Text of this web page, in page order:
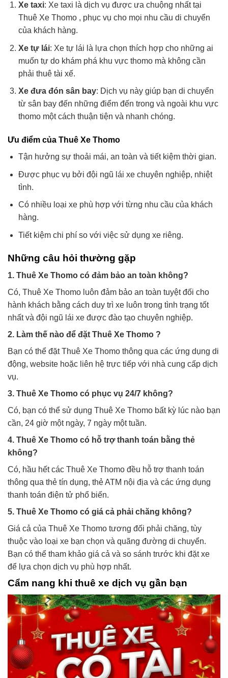
Xe taxi: Xe taxi là dịch vụ được ưa chuộng nhất tại
Thuê Xe Thomo , phục vụ cho mọi nhu cầu di chuyển
của khách hàng.
Xe tự lái: Xe tự lái là lựa chọn thích hợp cho những ai
muốn tự do khám phá khu vực thomo mà không cần
phải thuê tài xế.
Xe đưa đón sân bay: Dịch vụ này giúp bạn di chuyển
từ sân bay đến những điểm đến trong và ngoài khu vực
thomo một cách thuận tiện và nhanh chóng.
Ưu điểm của Thuê Xe Thomo
Tận hưởng sự thoải mái, an toàn và tiết kiệm thời gian.
Được phục vụ bởi đội ngũ lái xe chuyên nghiệp, nhiệt
tình.
Có nhiều loại xe phù hợp với từng nhu cầu của khách
hàng.
Tiết kiệm chi phí so với việc sử dụng xe riêng.
Những câu hỏi thường gặp
1. Thuê Xe Thomo có đảm bảo an toàn không?
Có, Thuê Xe Thomo luôn đảm bảo an toàn tuyệt đối cho
hành khách bằng cách duy trì xe luôn trong tình trạng tốt
nhất và đội ngũ lái xe được đào tạo chuyên nghiệp.
2. Làm thế nào để đặt Thuê Xe Thomo ?
Bạn có thể đặt Thuê Xe Thomo thông qua các ứng dụng di
động, website hoặc liên hệ trực tiếp với nhà cung cấp dịch
vụ.
3. Thuê Xe Thomo có phục vụ 24/7 không?
Có, bạn có thể sử dụng Thuê Xe Thomo bất kỳ lúc nào bạn
cần, 24 giờ một ngày, 7 ngày một tuần.
4. Thuê Xe Thomo có hỗ trợ thanh toán bằng thẻ
không?
Có, hầu hết các Thuê Xe Thomo đều hỗ trợ thanh toán
thông qua thẻ tín dụng, thẻ ATM nội địa và các ứng dụng
thanh toán điện tử phổ biến.
5. Thuê Xe Thomo có giá cả phải chăng không?
Giá cả của Thuê Xe Thomo tương đối phải chăng, tùy
thuộc vào loại xe bạn chọn và quãng đường di chuyển.
Bạn có thể tham khảo giá cả và so sánh trước khi đặt xe
để lựa chọn dịch vụ phù hợp nhất.
Cẩm nang khi thuê xe dịch vụ gần bạn